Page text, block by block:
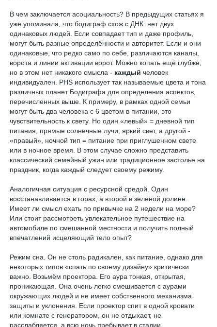
В чем заключается асоциальность? В предыдущих статьях я
уже упоминала, что бодиграф схож с ДНК: нет двух
одинаковых людей. Если совпадает тип и даже профиль,
могут быть разные определённости и авторитет. Если и они
одинаковые, что редко само по себе, различаются каналы,
ворота и линии активации ворот. Можно копать ещё глубже,
но в этом нет никакого смысла - каждый человек
индивидуален. PHS использует так называемые цвета и тона
различных планет Бодиграфа для определения аспектов,
перечисленных выше. К примеру, в рамках одной семьи
могут быть два человека с 6 цветом в питании, это
чувствительность к свету. Но один «левый» = дневной тип
питания, прямые солнечные лучи, яркий свет, а другой -
«правый», ночной тип = питание при приглушенном свете
или в ночное время. В этом случае сложно представить
классический семейный ужин или традиционное застолье на
праздник, когда каждый следует своему режиму.
Аналогичная ситуация с ресурсной средой. Один
восстанавливается в горах, а второй в зеленой долине.
Имеет ли смысл ехать по привычке на 2 недели на море?
Или стоит рассмотреть увлекательное путешествие на
автомобиле по смешанной местности и получить полный
впечатлений исцеляющий тело опыт?
Режим сна. Он не столь радикален, как питание, однако для
некоторых типов «спать по своему дизайну» критически
важно. Возьмём проектора. Его аура тонкая, открытая,
проникающая. Она очень легко смешивается с аурами
окружающих людей и не имеет собственного механизма
защиты и уклонения. Если проектор спит в одной кровати
или комнате с генератором, он не отдыхает, не
расслабляется, а всю ночь пребывает в стадии